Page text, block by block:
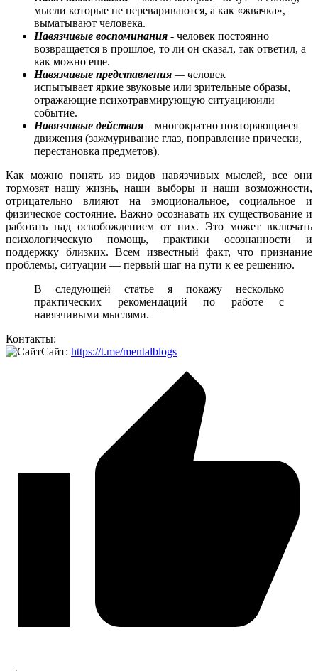
мысли которые не перевариваются, а как «жвачка»,
выматывают человека.
Навязчивые воспоминания - человек постоянно
возвращается в прошлое, то ли он сказал, так ответил, а
как можно еще.
Навязчивые представления — человек
испытывает яркие звуковые или зрительные образы,
отражающие психотравмирующую ситуациюили
событие.
Навязчивые действия – многократно повторяющиеся
движения (зажмуривание глаз, поправление прически,
перестановка предметов).
Как можно понять из видов навязчивых мыслей, все они
тормозят нашу жизнь, наши выборы и наши возможности,
отрицательно влияют на эмоциональное, социальное и
физическое состояние. Важно осознавать их существование и
работать над освобождением от них. Это может включать
психологическую помощь, практики осознанности и
поддержку близких. Всем известный факт, что признание
проблемы, ситуации — первый шаг на пути к ее решению.
В следующей статье я покажу несколько
практических рекомендаций по работе с
навязчивыми мыслями.
Контакты:
Сайт: https://t.me/mentalblogs